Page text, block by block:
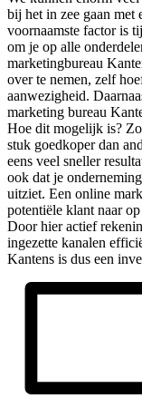
bij het in zee gaan met
voornaamste factor is
om je op alle
marketingbureau
over te nemen, zelf
aanwezigheid.
marketing bureau
Hoe dit mogelijk is?
stuk goedkoper dan
eens veel sneller
ook dat je
uitziet. Een online
potentiële klant naar
Door hier actief
ingezette kanalen
Kantens is dus een